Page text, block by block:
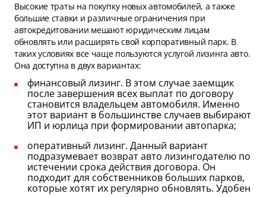
Высокие траты на покупку новых автомобилей, а также
большие ставки и различные ограничения при
автокредитовании мешают юридическим лицам
обновлять или расширять свой корпоративный парк. В
таких условиях все чаще пользуются услугой лизинга авто.
Она доступна в двух вариантах:
финансовый лизинг. В этом случае заемщик
после завершения всех выплат по договору
становится владельцем автомобиля. Именно
этот вариант в большинстве случаев выбирают
ИП и юрлица при формировании автопарка;
оперативный лизинг. Данный вариант
подразумевает возврат авто лизингодателю по
истечении срока действия договора. Он
подходит для собственников больших парков,
которые хотят их регулярно обновлять. Удобен